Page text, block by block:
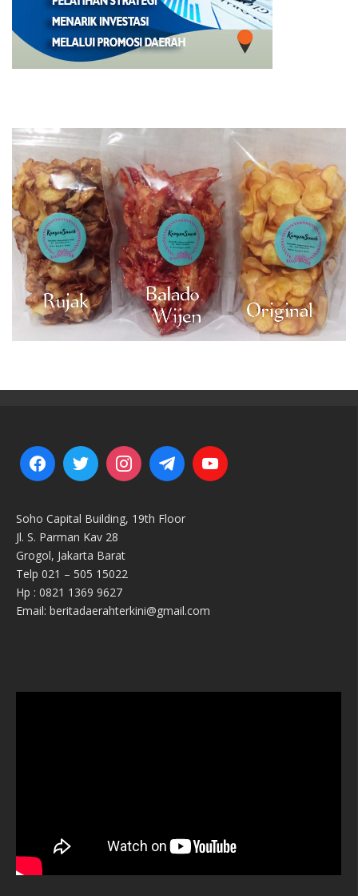
Soho Capital Building, 19th Floor
Jl. S. Parman Kav 28
Grogol, Jakarta Barat
Telp 021 – 505 15022
Hp : 0821 1369 9627
Email: beritadaerahterkini@gmail.com